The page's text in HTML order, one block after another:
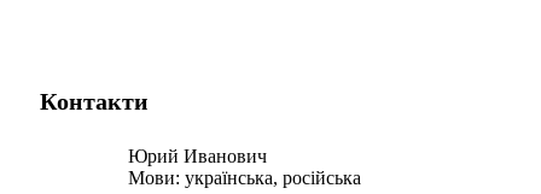
Контакти
Юрий Иванович
Мови: українська, російська